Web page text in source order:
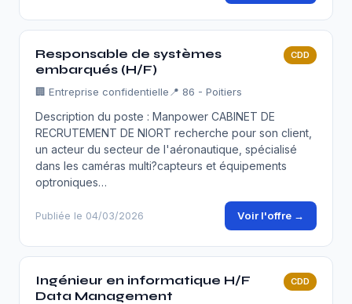
Responsable de systèmes
embarqués (H/F)
CDD
🏢 Entreprise confidentielle 📍 86 - Poitiers
Description du poste : Manpower CABINET DE
RECRUTEMENT DE NIORT recherche pour son client,
un acteur du secteur de l'aéronautique, spécialisé
dans les caméras multi?capteurs et équipements
optroniques…
Publiée le 04/03/2026 Voir l'offre →
Ingénieur en informatique H/F
Data Management
CDD